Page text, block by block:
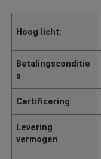
Hoog licht:
Betalingsconditie
s
Certificering
Levering
vermogen